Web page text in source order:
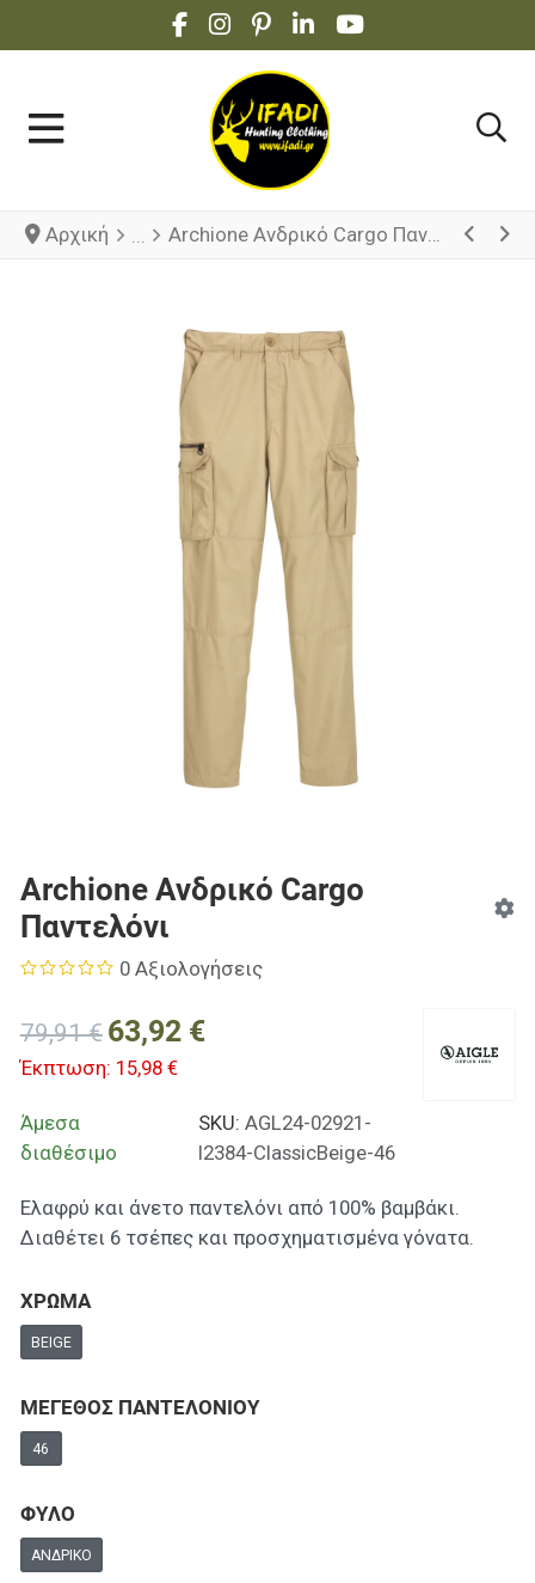
FACEBOOK SOCIAL LINK
INSTAGRAM SOCIAL LINK
PINTEREST SOCIAL LINK
LINKEDIN SOCIAL LINK
YOUTUBE SOCIAL
Αρχική Archione Ανδρικό Cargo Παντελόνι
Archione Ανδρικό Cargo
Παντελόνι
0 Αξιολογήσεις
79,91 € 63,92 €
Έκπτωση: 15,98 €
Άμεσα
διαθέσιμο
SKU: AGL24-02921-
I2384-ClassicBeige-46
Ελαφρύ και άνετο παντελόνι από 100% βαμβάκι.
Διαθέτει 6 τσέπες και προσχηματισμένα γόνατα.
ΧΡΩΜΑ
BEIGE
ΜΕΓΕΘΟΣ ΠΑΝΤΕΛΟΝΙΟΥ
46
ΦΥΛΟ
ΑΝΔΡΙΚΌ